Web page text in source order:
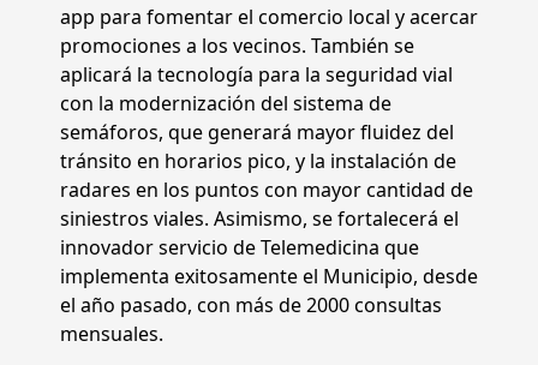
app para fomentar el comercio local y acercar
promociones a los vecinos. También se
aplicará la tecnología para la seguridad vial
con la modernización del sistema de
semáforos, que generará mayor fluidez del
tránsito en horarios pico, y la instalación de
radares en los puntos con mayor cantidad de
siniestros viales. Asimismo, se fortalecerá el
innovador servicio de Telemedicina que
implementa exitosamente el Municipio, desde
el año pasado, con más de 2000 consultas
mensuales.